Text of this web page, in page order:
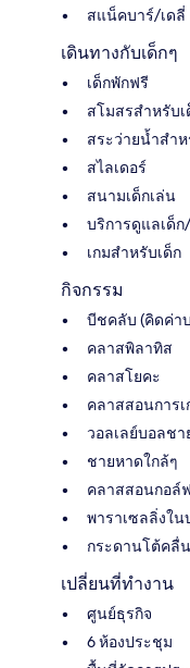
สแน็คบาร์/เดลี่
เดินทางกับเด็กๆ
เด็กพักฟรี
สโมสรสำหรับเ
สระว่ายน้ำสำห
สไลเดอร์
สนามเด็กเล่น
บริการดูแลเด็ก
เกมสำหรับเด็ก
กิจกรรม
บีชคลับ (คิดค่า
คลาสพิลาทิส
คลาสโยคะ
คลาสสอนการเ
วอลเลย์บอลชา
ชายหาดใกล้ๆ
คลาสสอนกอล์
พาราเซลลิ่งใน
กระดานโต้คลื่
เปลี่ยนที่ทำงาน
ศูนย์ธุรกิจ
6 ห้องประชุม